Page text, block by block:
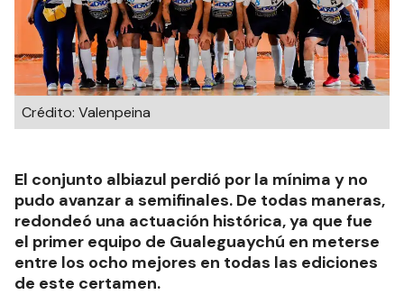
Crédito: Valenpeina
El conjunto albiazul perdió por la mínima y no
pudo avanzar a semifinales. De todas maneras,
redondeó una actuación histórica, ya que fue
el primer equipo de Gualeguaychú en meterse
entre los ocho mejores en todas las ediciones
de este certamen.